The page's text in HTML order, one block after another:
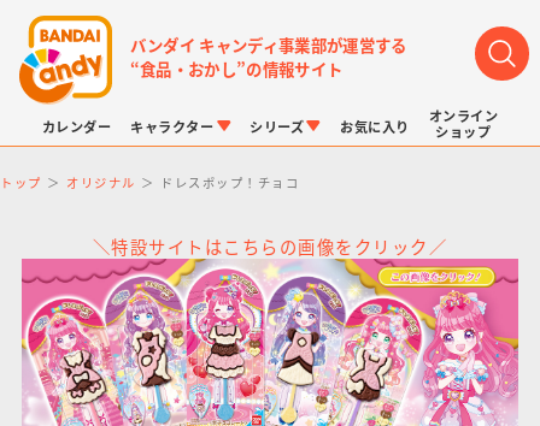
バンダイ キャンディ事業部が運営する
“食品・おかし”の情報サイト
カレンダー キャラクター
LINK TRAVELERS プリキュアシリーズ ドラゴンボール
シリーズ
チョコボックス チョコサプ ポケモンキッズ
お気に入り
オンライン
ショップ
トップ オリジナル ドレスポップ！チョコ
＼特設サイトはこちらの画像をクリック／